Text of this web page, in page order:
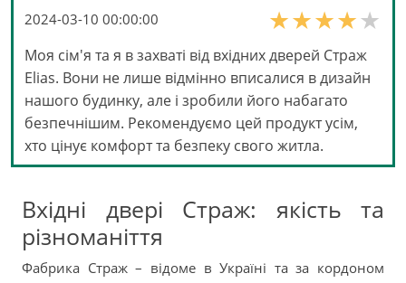
2024-03-10 00:00:00
Моя сім'я та я в захваті від вхідних дверей Страж
Elias. Вони не лише відмінно вписалися в дизайн
нашого будинку, але і зробили його набагато
безпечнішим. Рекомендуємо цей продукт усім,
хто цінує комфорт та безпеку свого житла.
Вхідні двері Страж: якість та
різноманіття
Фабрика Страж – відоме в Україні та за кордоном